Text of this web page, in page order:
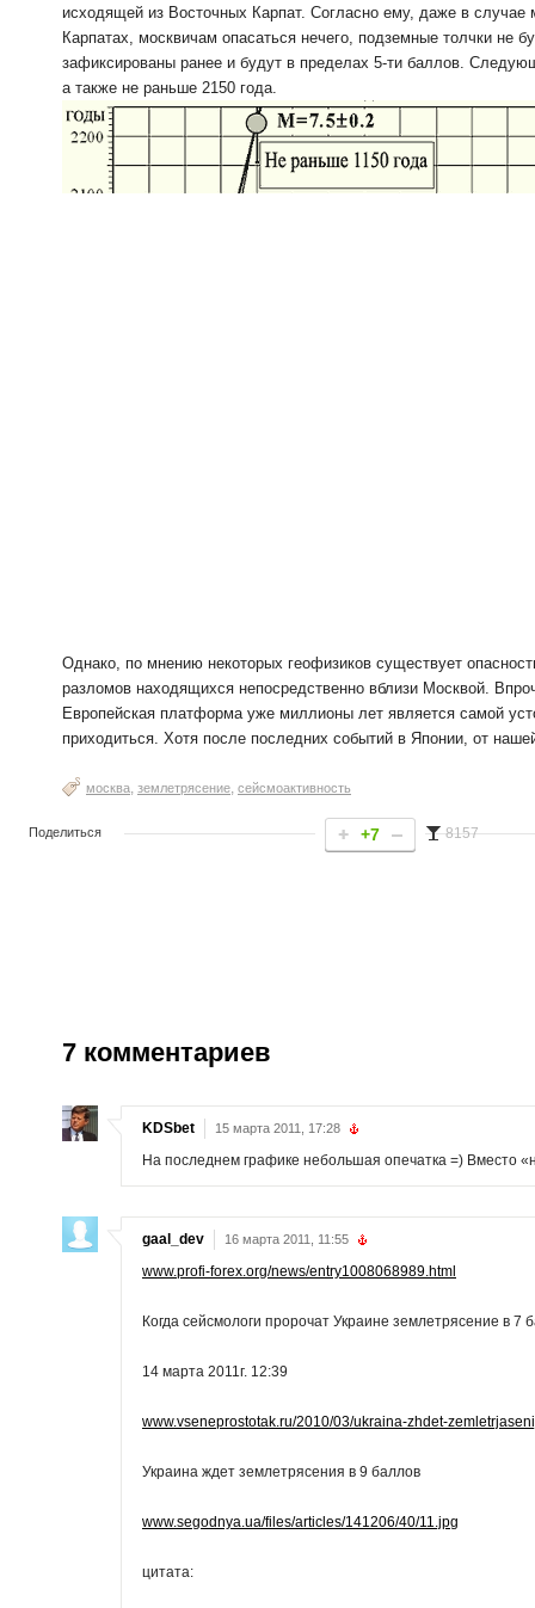
исходящей из Восточных Карпат. Согласно ему, даже в
Карпатах, москвичам опасаться нечего, подземные толчки не
зафиксированы ранее и будут в пределах 5-ти баллов.
а также не раньше 2150 года.
Однако, по мнению некоторых геофизиков существует
разломов находящихся непосредственно вблизи Москвой.
Европейская платформа уже миллионы лет является самой
приходиться. Хотя после последних событий в Японии, от
москва, землетрясение, сейсмоактивность
Поделиться +7 8157
7 комментариев
KDSbet 15 марта 2011, 17:28
На последнем графике небольшая опечатка =) Вместо
gaal_dev 16 марта 2011, 11:55
www.profi-forex.org/news/entry1008068989.html
Когда сейсмологи пророчат Украине землетрясение в 7
14 марта 2011г. 12:39
www.vseneprostotak.ru/2010/03/ukraina-zhdet-
Украина ждет землетрясения в 9 баллов
www.segodnya.ua/files/articles/141206/40/11.jpg
цитата: